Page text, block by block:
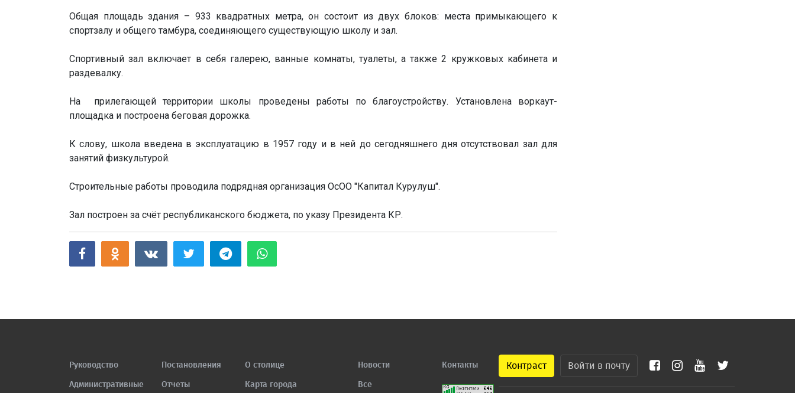
Общая площадь здания – 933 квадратных метра, он состоит из двух блоков: места примыкающего к
спортзалу и общего тамбура, соединяющего существующую школу и зал.
Спортивный зал включает в себя галерею, ванные комнаты, туалеты, а также 2 кружковых кабинета и
раздевалку.
На прилегающей территории школы проведены работы по благоустройству. Установлена воркаут-
площадка и построена беговая дорожка.
К слову, школа введена в эксплуатацию в 1957 году и в ней до сегодняшнего дня отсутствовал зал для
занятий физкультурой.
Строительные работы проводила подрядная организация ОсОО "Капитал Курулуш".
Зал построен за счёт республиканского бюджета, по указу Президента КР.
Руководство
Административные
Постановления
Отчеты
О столице
Карта города
Новости
Все
Контакты Контраст Войти в почту